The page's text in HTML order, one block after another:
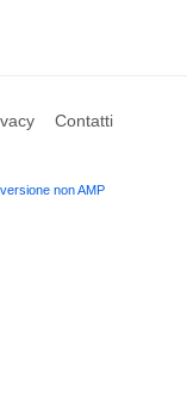
Contatti
non AMP